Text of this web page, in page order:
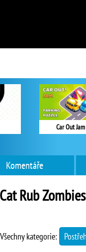
Car Out Jam
Komentáře
Rub
Všechny kategorie: